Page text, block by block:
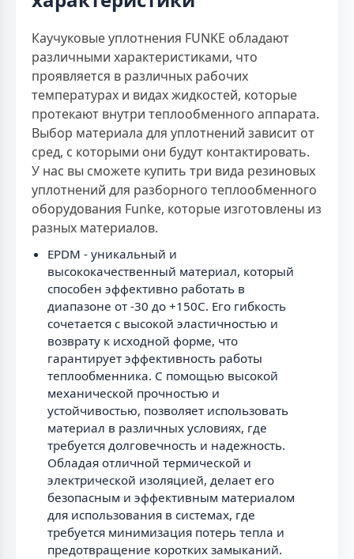
Каучуковые уплотнения FUNKE обладают
различными характеристиками, что
проявляется в различных рабочих
температурах и видах жидкостей, которые
протекают внутри теплообменного аппарата.
Выбор материала для уплотнений зависит от
сред, с которыми они будут контактировать.
У нас вы сможете купить три вида резиновых
уплотнений для разборного теплообменного
оборудования Funke, которые изготовлены из
разных материалов.
EPDM - уникальный и
высококачественный материал, который
способен эффективно работать в
диапазоне от -30 до +150C. Его гибкость
сочетается с высокой эластичностью и
возврату к исходной форме, что
гарантирует эффективность работы
теплообменника. С помощью высокой
механической прочностью и
устойчивостью, позволяет использовать
материал в различных условиях, где
требуется долговечность и надежность.
Обладая отличной термической и
электрической изоляцией, делает его
безопасным и эффективным материалом
для использования в системах, где
требуется минимизация потерь тепла и
предотвращение коротких замыканий.